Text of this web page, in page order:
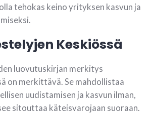
tehokas keino yrityksen kasvun ja
Keskiössä
luovutuskirjan merkitys
on merkittävä. Se mahdollistaa
uudistamisen ja kasvun ilman,
sitouttaa käteisvarojaan suoraan.